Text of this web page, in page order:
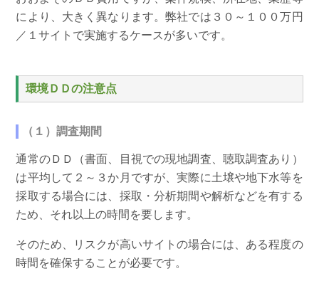
により、大きく異なります。弊社では３０～１００万円
／１サイトで実施するケースが多いです。
環境ＤＤの注意点
（１）調査期間
通常のＤＤ（書面、目視での現地調査、聴取調査あり）
は平均して２～３か月ですが、実際に土壌や地下水等を
採取する場合には、採取・分析期間や解析などを有する
ため、それ以上の時間を要します。
そのため、リスクが高いサイトの場合には、ある程度の
時間を確保することが必要です。